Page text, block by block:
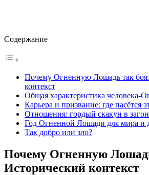
Содержание
Почему Огненную Лошадь так
контекст
Общая характеристика человека-
Карьера и призвание: где пасётся
Отношения: гордый скакун в
Год Огненной Лошади для мира и
Так добро или зло?
Почему Огненную
Исторический контекст